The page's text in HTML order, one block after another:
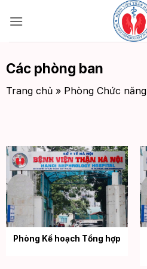
qua
Các phòng ban
Trang chủ» Phòng Chức năng
Phòng Kế hoạch Tổng hợp